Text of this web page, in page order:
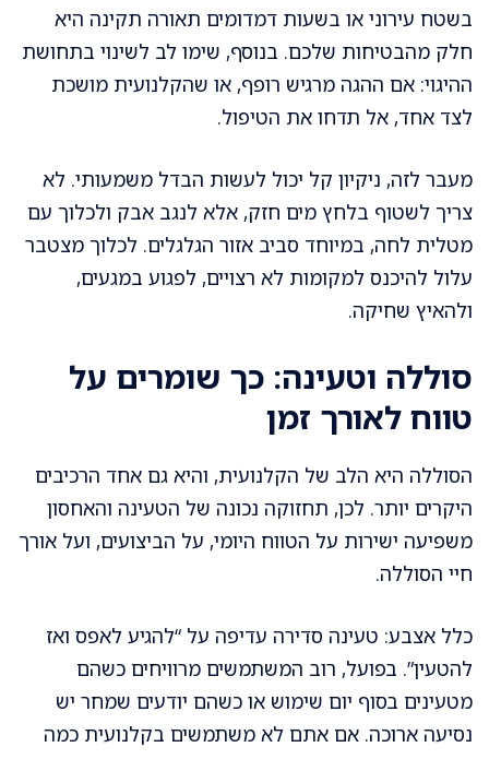
בשטח עירוני או בשעות דמדומים תאורה תקינה היא
חלק מהבטיחות שלכם. בנוסף, שימו לב לשינוי בתחושת
ההיגוי: אם ההגה מרגיש רופף, או שהקלנועית מושכת
לצד אחד, אל תדחו את הטיפול.
מעבר לזה, ניקיון קל יכול לעשות הבדל משמעותי. לא
צריך לשטוף בלחץ מים חזק, אלא לנגב אבק ולכלוך עם
מטלית לחה, במיוחד סביב אזור הגלגלים. לכלוך מצטבר
עלול להיכנס למקומות לא רצויים, לפגוע במגעים,
ולהאיץ שחיקה.
סוללה וטעינה: כך שומרים על
טווח לאורך זמן
הסוללה היא הלב של הקלנועית, והיא גם אחד הרכיבים
היקרים יותר. לכן, תחזוקה נכונה של הטעינה והאחסון
משפיעה ישירות על הטווח היומי, על הביצועים, ועל אורך
חיי הסוללה.
כלל אצבע: טעינה סדירה עדיפה על “להגיע לאפס ואז
להטעין”. בפועל, רוב המשתמשים מרוויחים כשהם
מטעינים בסוף יום שימוש או כשהם יודעים שמחר יש
נסיעה ארוכה. אם אתם לא משתמשים בקלנועית כמה